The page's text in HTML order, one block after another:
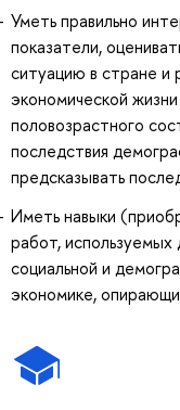
Уметь правильно
показатели,
ситуацию в стране и
экономической
половозрастного
последствия
предсказывать
Иметь навыки
работ,
социальной и
экономике,